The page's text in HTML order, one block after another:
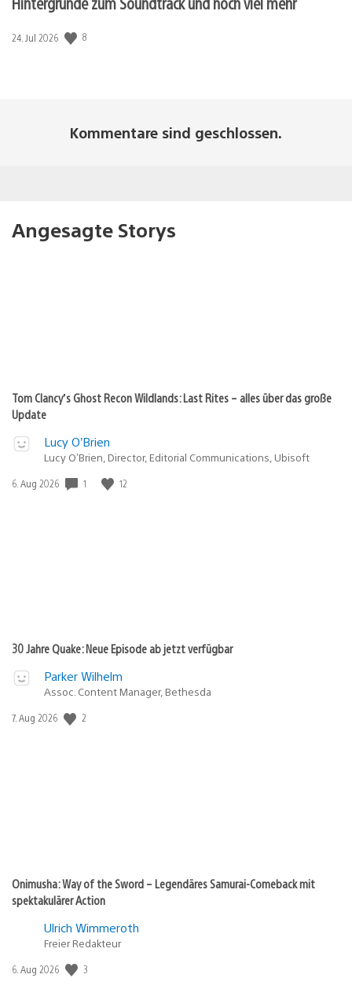
Veröffentlichungsdatum:
24. Jul 2026 8
Kommentare sind geschlossen.
Angesagte Storys
Tom Clancy’s Ghost Recon Wildlands: Last Rites – alles über das große
Update
Lucy O’Brien
Lucy O’Brien, Director, Editorial Communications, Ubisoft
Veröffentlichungsdatum:
6. Aug 2026 1 12
30 Jahre Quake: Neue Episode ab jetzt verfügbar
Parker Wilhelm
Assoc. Content Manager, Bethesda
Veröffentlichungsdatum:
7. Aug 2026 2
Onimusha: Way of the Sword – Legendäres Samurai-Comeback mit
spektakulärer Action
Ulrich Wimmeroth
Freier Redakteur
Veröffentlichungsdatum:
6. Aug 2026 3